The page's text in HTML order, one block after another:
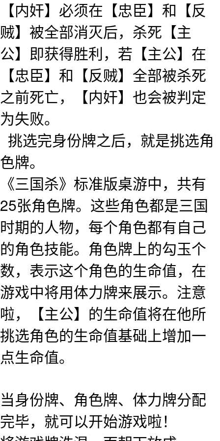
【内奸】必须在【忠臣】和【反
贼】被全部消灭后，杀死【主
公】即获得胜利，若【主公】在
【忠臣】和【反贼】全部被杀死
之前死亡，【内奸】也会被判定
为失败。
挑选完身份牌之后，就是挑选角
色牌。
《三国杀》标准版桌游中，共有
25张角色牌。这些角色都是三国
时期的人物，每个角色都有自己
的角色技能。角色牌上的勾玉个
数，表示这个角色的生命值，在
游戏中将用体力牌来展示。注意
啦，【主公】的生命值将在他所
挑选角色的生命值基础上增加一
点生命值。
当身份牌、角色牌、体力牌分配
完毕，就可以开始游戏啦！